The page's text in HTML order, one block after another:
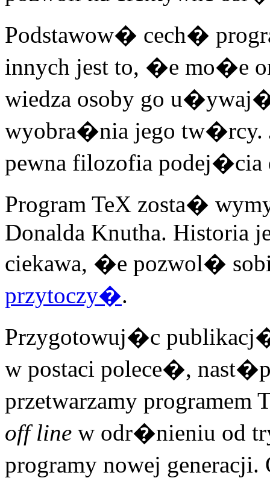
Podstawow� cech�
innych jest to, �e mo�e
wiedza osoby go
wyobra�nia jego tw�rcy.
pewna filozofia
Program TeX zosta�
Donalda Knutha. Historia
ciekawa, �e pozwol�
przytoczy�.
Przygotowuj�c
w postaci polece�,
przetwarzamy programem
off line w odr�nieniu od
programy nowej